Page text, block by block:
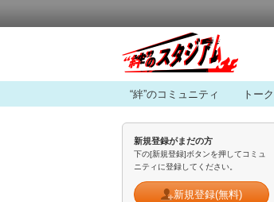
“絆”のコミュニティ トー
新規登録がまだの方
下の[新規登録]ボタンを押してコミュ
ニティに登録してください。
新規登録(無料)